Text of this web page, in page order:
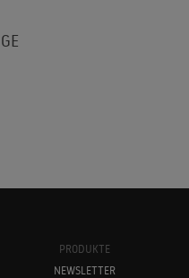
PRODUKTE
NEWSLETTER